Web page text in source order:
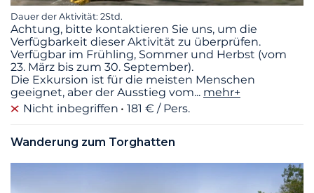
Dauer der Aktivität: 2Std.
Achtung, bitte kontaktieren Sie uns, um die
Verfügbarkeit dieser Aktivität zu überprüfen.
Verfügbar im Frühling, Sommer und Herbst (vom
23. März bis zum 30. September).
Die Exkursion ist für die meisten Menschen
geeignet, aber der Ausstieg vom... mehr+
Nicht inbegriffen
181 € / Pers.
Wanderung zum Torghatten